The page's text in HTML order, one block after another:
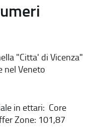
"Citta' di Vicenza"
nel Veneto
in ettari: Core
Zone: 101,87